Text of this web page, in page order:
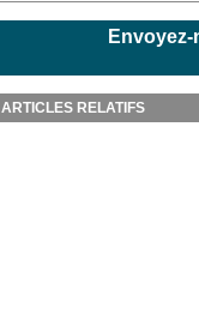
ARTICLES RELATIFS